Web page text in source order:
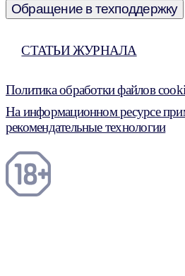
Обращение в техподдержку
СТАТЬИ ЖУРНАЛА
Политика обработки файлов
На информационном ресурсе
рекомендательные технологии